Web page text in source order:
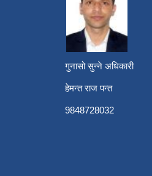
गुनासो सुन्ने अधिकारी
हेमन्त राज पन्त
9848728032